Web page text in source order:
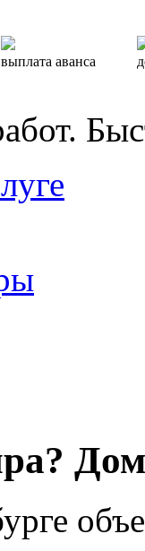
выплата аванса